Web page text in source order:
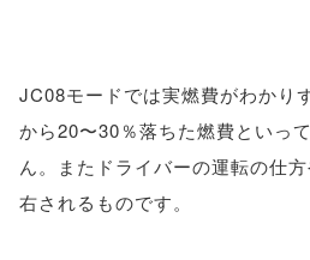
JC08モードでは実燃費がわかり
から20〜30％落ちた燃費といっ
ん。またドライバーの運転の仕
右されるものです。